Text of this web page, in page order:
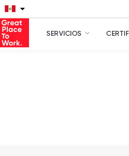
SERVICIOS